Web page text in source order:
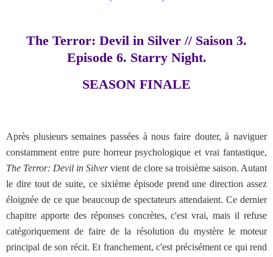
The Terror: Devil in Silver // Saison 3.
Episode 6. Starry Night.
SEASON FINALE
Après plusieurs semaines passées à nous faire douter, à naviguer
constamment entre pure horreur psychologique et vrai fantastique,
The Terror: Devil in Silvervient de clore sa troisième saison. Autant
le dire tout de suite, ce sixième épisode prend une direction assez
éloignée de ce que beaucoup de spectateurs attendaient. Ce dernier
chapitre apporte des réponses concrètes, c'est vrai, mais il refuse
catégoriquement de faire de la résolution du mystère le moteur
principal de son récit. Et franchement, c'est précisément ce qui rend